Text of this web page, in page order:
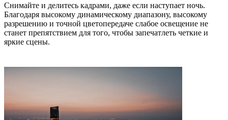
Снимайте и делитесь кадрами, даже если наступает ночь.
Благодаря высокому динамическому диапазону, высокому
разрешению и точной цветопередаче слабое освещение не
станет препятствием для того, чтобы запечатлеть четкие и
яркие сцены.